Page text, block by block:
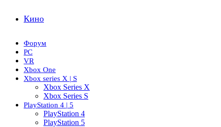
Кино
Форум
PC
VR
Xbox One
Xbox series X | S
Xbox Series X
Xbox Series S
PlayStation 4 | 5
PlayStation 4
PlayStation 5